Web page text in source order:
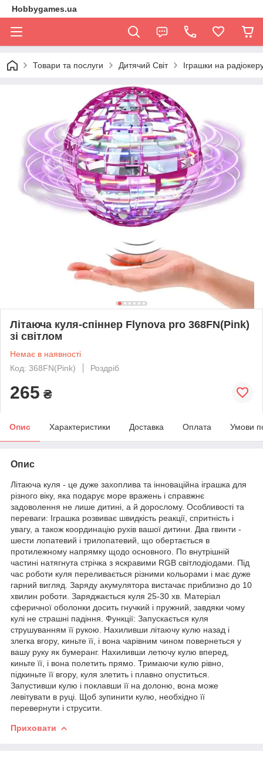
Hobbygames.ua
Товари та послуги Дитячий Світ Іграшки на
Літаюча куля-спіннер Flynova pro 368FN(Pink)
зі світлом
Немає в наявності
Код: 368FN(Pink)
Роздріб
265 ₴
Опис Характеристики Доставка Оплата Умови
Опис
Літаюча куля - це дуже захоплива та інноваційна іграшка для
різного віку, яка подарує море вражень і справжнє
задоволення не лише дитині, а й дорослому. Особливості та
переваги: Іграшка розвиває швидкість реакції, спритність і
увагу, а також координацію рухів вашої дитини. Два гвинти -
шести лопатевий і трилопатевий, що обертається в
протилежному напрямку щодо основного. По внутрішній
частині натягнута стрічка з яскравими RGB світлодіодами. Під
час роботи куля переливається різними кольорами і має дуже
гарний вигляд. Заряду акумулятора вистачає приблизно до 10
хвилин роботи. Заряджається куля 25-30 хв. Матеріал
сферичної оболонки досить гнучкий і пружний, завдяки чому
кулі не страшні падіння. Функції: Запускається куля
струшуванням її рукою. Нахиливши літаючу кулю назад і
злегка вгору, киньте її, і вона чарівним чином повернеться у
вашу руку як бумеранг. Нахиливши летючу кулю вперед,
киньте її, і вона полетить прямо. Тримаючи кулю рівно,
підкиньте її вгору, куля злетить і плавно опуститься.
Запустивши кулю і поклавши її на долоню, вона може
левітувати в руці. Щоб зупинити кулю, необхідно її
перевернути і струсити.
Приховати